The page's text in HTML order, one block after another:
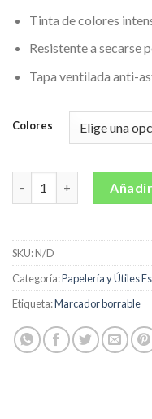
Tinta de colores
Resistente a secarse
Tapa ventilada anti-
Colores
SKU:N/D
Categoría:Papelería y Útiles
Etiqueta:Marcador borrable